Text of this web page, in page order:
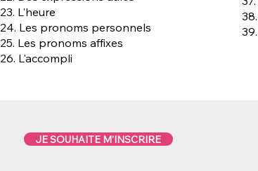
23. L'heure
24. Les pronoms personnels
25. Les pronoms affixes
26. L'accompli
JE SOUHAITE M'INSCRIRE